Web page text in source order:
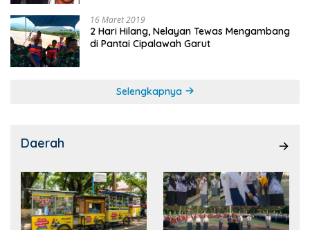
16 Maret 2019
2 Hari Hilang, Nelayan Tewas Mengambang
di Pantai Cipalawah Garut
Selengkapnya
Daerah